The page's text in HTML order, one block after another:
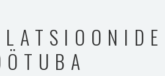
JOOGA/PILATES
TERAAPIA